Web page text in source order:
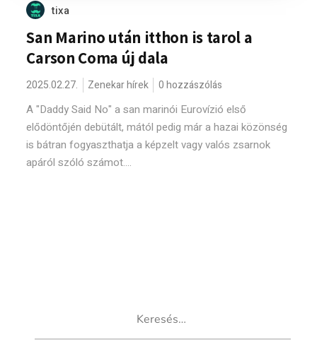
tixa
San Marino után itthon is tarol a
Carson Coma új dala
2025.02.27. Zenekar hírek 0 hozzászólás
A "Daddy Said No" a san marinói Eurovízió első
elődöntőjén debütált, mától pedig már a hazai közönség
is bátran fogyaszthatja a képzelt vagy valós zsarnok
apáról szóló számot....